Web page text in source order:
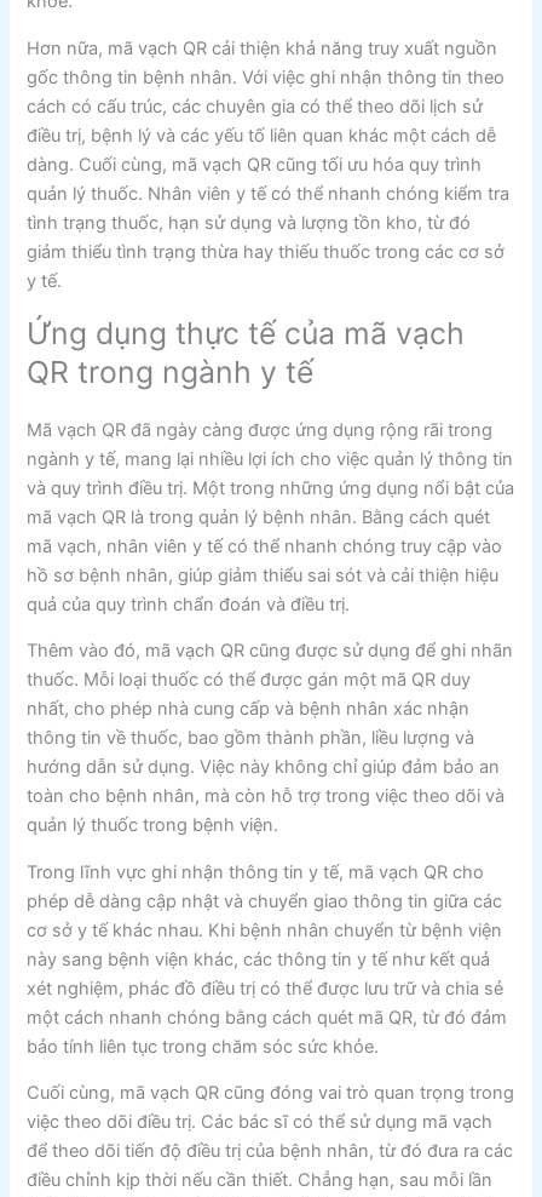
Hơn nữa, mã vạch QR cải thiện khả năng truy xuất nguồn
gốc thông tin bệnh nhân. Với việc ghi nhận thông tin theo
cách có cấu trúc, các chuyên gia có thể theo dõi lịch sử
điều trị, bệnh lý và các yếu tố liên quan khác một cách dễ
dàng. Cuối cùng, mã vạch QR cũng tối ưu hóa quy trình
quản lý thuốc. Nhân viên y tế có thể nhanh chóng kiểm tra
tình trạng thuốc, hạn sử dụng và lượng tồn kho, từ đó
giảm thiểu tình trạng thừa hay thiếu thuốc trong các cơ sở
y tế.
Ứng dụng thực tế của mã vạch
QR trong ngành y tế
Mã vạch QR đã ngày càng được ứng dụng rộng rãi trong
ngành y tế, mang lại nhiều lợi ích cho việc quản lý thông tin
và quy trình điều trị. Một trong những ứng dụng nổi bật của
mã vạch QR là trong quản lý bệnh nhân. Bằng cách quét
mã vạch, nhân viên y tế có thể nhanh chóng truy cập vào
hồ sơ bệnh nhân, giúp giảm thiểu sai sót và cải thiện hiệu
quả của quy trình chẩn đoán và điều trị.
Thêm vào đó, mã vạch QR cũng được sử dụng để ghi nhãn
thuốc. Mỗi loại thuốc có thể được gán một mã QR duy
nhất, cho phép nhà cung cấp và bệnh nhân xác nhận
thông tin về thuốc, bao gồm thành phần, liều lượng và
hướng dẫn sử dụng. Việc này không chỉ giúp đảm bảo an
toàn cho bệnh nhân, mà còn hỗ trợ trong việc theo dõi và
quản lý thuốc trong bệnh viện.
Trong lĩnh vực ghi nhận thông tin y tế, mã vạch QR cho
phép dễ dàng cập nhật và chuyển giao thông tin giữa các
cơ sở y tế khác nhau. Khi bệnh nhân chuyển từ bệnh viện
này sang bệnh viện khác, các thông tin y tế như kết quả
xét nghiệm, phác đồ điều trị có thể được lưu trữ và chia sẻ
một cách nhanh chóng bằng cách quét mã QR, từ đó đảm
bảo tính liên tục trong chăm sóc sức khỏe.
Cuối cùng, mã vạch QR cũng đóng vai trò quan trọng trong
việc theo dõi điều trị. Các bác sĩ có thể sử dụng mã vạch
để theo dõi tiến độ điều trị của bệnh nhân, từ đó đưa ra các
điều chỉnh kịp thời nếu cần thiết. Chẳng hạn, sau mỗi lần